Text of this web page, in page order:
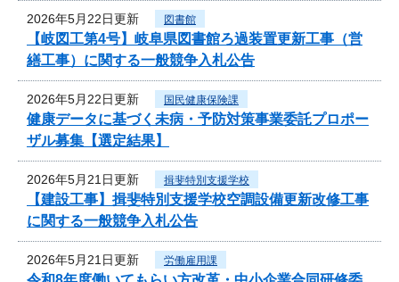
2026年5月22日更新 図書館
【岐図工第4号】岐阜県図書館ろ過装置更新工事（営
繕工事）に関する一般競争入札公告
2026年5月22日更新 国民健康保険課
健康データに基づく未病・予防対策事業委託プロポー
ザル募集【選定結果】
2026年5月21日更新 揖斐特別支援学校
【建設工事】揖斐特別支援学校空調設備更新改修工事
に関する一般競争入札公告
2026年5月21日更新 労働雇用課